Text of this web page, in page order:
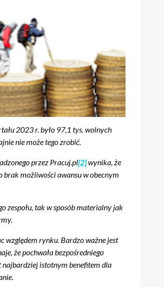
2023 r. było 97,1 tys. wolnych
nie może tego zrobić.
przez Pracuj.pl[2]wynika, że
możliwości awansu w obecnym
zespołu, tak w sposób materialny jak
względem rynku. Bardzo ważne jest
że pochwała bezpośredniego
najbardziej istotnym benefitem dla